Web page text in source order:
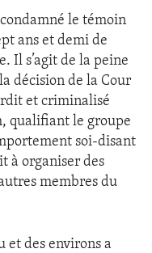
le témoin
ans et demi de
Il s’agit de la peine
décision de la Cour
et criminalisé
qualifiant le groupe
soi-disant
à organiser des
membres du
et des environs a